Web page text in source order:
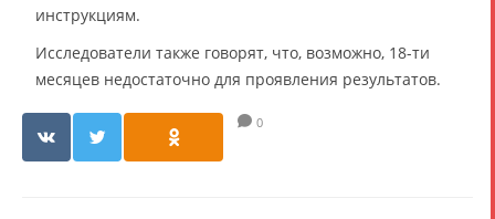
инструкциям.
Исследователи также говорят, что, возможно, 18-ти
месяцев недостаточно для проявления результатов.
0